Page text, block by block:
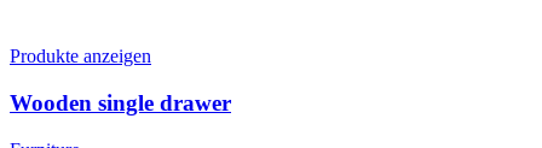
Produkte anzeigen
Wooden single drawer